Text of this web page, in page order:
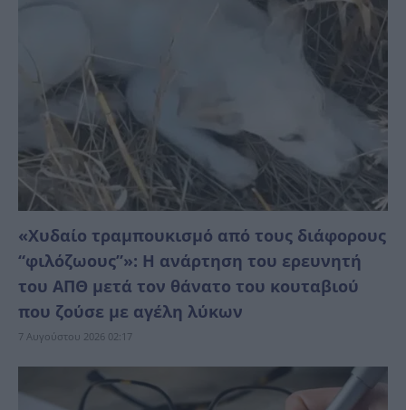
«Χυδαίο τραμπουκισμό από τους διάφορους
“φιλόζωους”»: Η ανάρτηση του ερευνητή
του ΑΠΘ μετά τον θάνατο του κουταβιού
που ζούσε με αγέλη λύκων
7 Αυγούστου 2026 02:17